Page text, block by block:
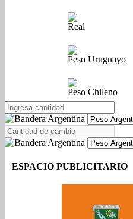
Real
Peso Uruguayo
Peso Chileno
ESPACIO PUBLICITARIO